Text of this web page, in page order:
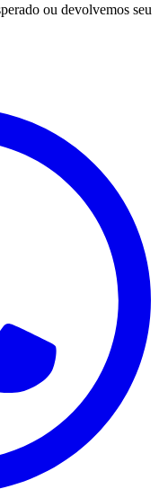
ou devolvemos seu